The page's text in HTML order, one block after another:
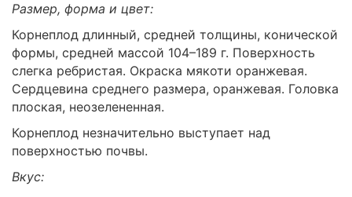
Размер, форма и цвет:
Корнеплод длинный, средней толщины, конической
формы, средней массой 104–189 г. Поверхность
слегка ребристая. Окраска мякоти оранжевая.
Сердцевина среднего размера, оранжевая. Головка
плоская, неозелененная.
Корнеплод незначительно выступает над
поверхностью почвы.
Вкус: